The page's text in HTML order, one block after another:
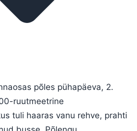
põles pühapäeva, 2.
ruutmeetrine
tuli haaras vanu rehve, prahti